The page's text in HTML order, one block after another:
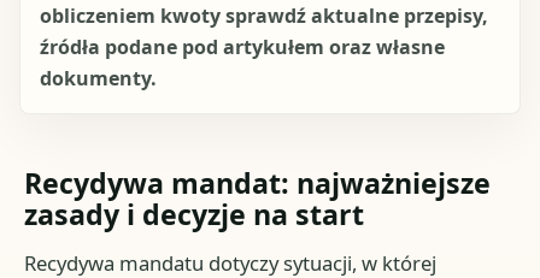
obliczeniem kwoty sprawdź aktualne przepisy,
źródła podane pod artykułem oraz własne
dokumenty.
Recydywa mandat: najważniejsze
zasady i decyzje na start
Recydywa mandatu dotyczy sytuacji, w której